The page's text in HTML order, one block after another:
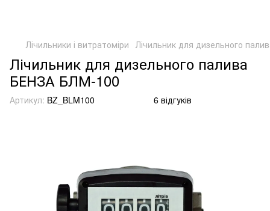
Лічильники і витратоміри Лічильник для дизельного
Лічильник для дизельного палива
БЕНЗА БЛМ-100
Артикул: BZ_BLM100 6 відгуків